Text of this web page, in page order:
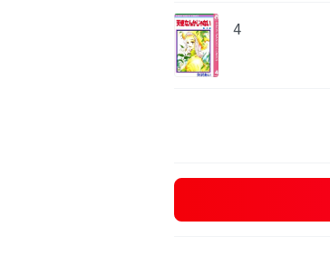
4